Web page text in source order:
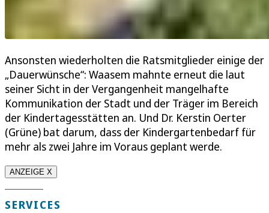
Ansonsten wiederholten die Ratsmitglieder einige der
„Dauerwünsche“: Waasem mahnte erneut die laut
seiner Sicht in der Vergangenheit mangelhafte
Kommunikation der Stadt und der Träger im Bereich
der Kindertagesstätten an. Und Dr. Kerstin Oerter
(Grüne) bat darum, dass der Kindergartenbedarf für
mehr als zwei Jahre im Voraus geplant werde.
ANZEIGE X
SERVICES